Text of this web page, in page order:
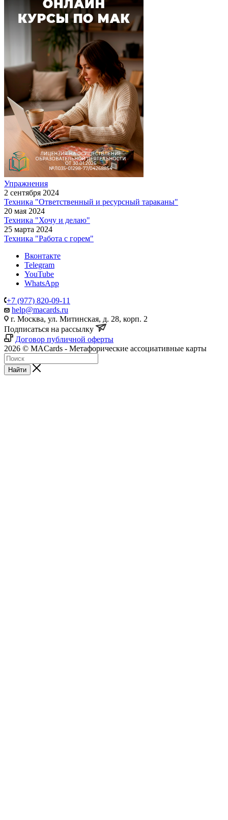
Упражнения
2 сентября 2024
Техника "Ответственный и ресурсный тараканы"
20 мая 2024
Техника "Хочу и делаю"
25 марта 2024
Техника "Работа с горем"
Вконтакте
Telegram
YouTube
WhatsApp
+7 (977) 820-09-11
help@macards.ru
г. Москва, ул. Митинская, д. 28, корп. 2
Подписаться на рассылку
Договор публичной оферты
2026 © MACards - Метафорические ассоциативные карты
Найти